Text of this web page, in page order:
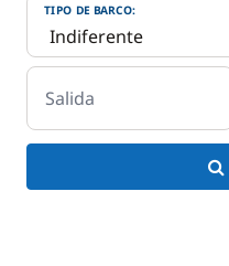
TIPO DE BARCO:
Salida